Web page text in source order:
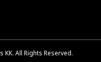
All Rights Reserved.